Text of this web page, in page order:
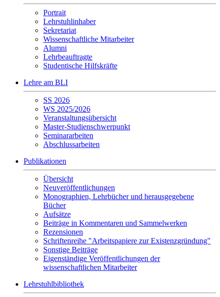
Portrait
Lehrstuhlinhaber
Sekretariat
Wissenschaftliche Mitarbeiter
Alumni
Lehrbeauftragte
Studentische Hilfskräfte
Lehre am BLI
SS 2026
WS 2025/2026
Veranstaltungsübersicht
Master-Studienschwerpunkt
Seminararbeiten
Abschlussarbeiten
Publikationen
Übersicht
Neuveröffentlichungen
Monographien, Lehrbücher und herausgegebene
Bücher
Aufsätze
Beiträge in Kommentaren und Sammelwerken
Rezensionen
Schriftenreihe "Arbeitspapiere zur Existenzgründung"
Sonstige Beiträge
Eigenständige Veröffentlichungen der
wissenschaftlichen Mitarbeiter
Lehrstuhlbibliothek